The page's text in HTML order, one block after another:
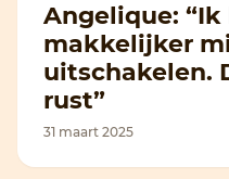
Angelique:
makkelijker
uitschakelen.
rust”
31 maart 2025